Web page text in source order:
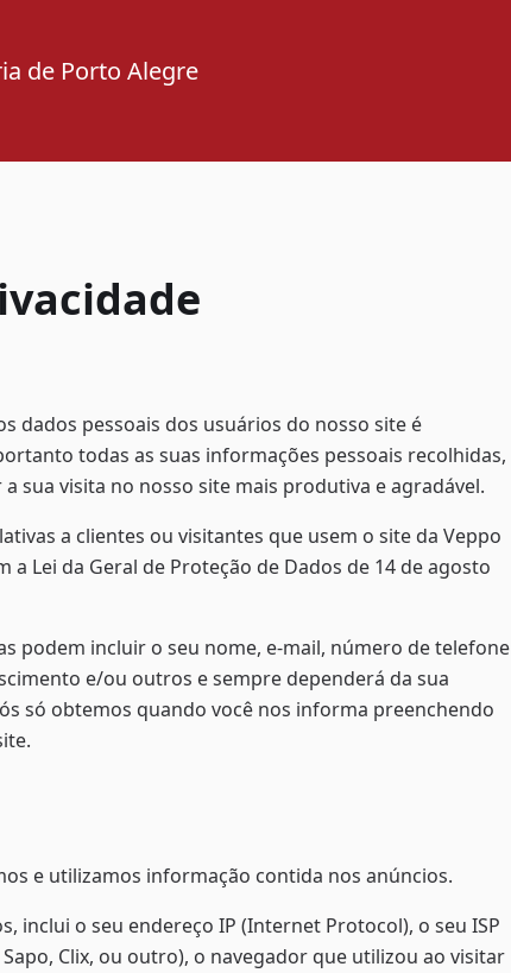
de Porto Alegre
dados pessoais dos usuários do nosso site é
todas as suas informações pessoais recolhidas,
sua visita no nosso site mais produtiva e agradável.
a clientes ou visitantes que usem o site da Veppo
Lei da Geral de Proteção de Dados de 14 de agosto
podem incluir o seu nome, e-mail, número de telefone
e/ou outros e sempre dependerá da sua
só obtemos quando você nos informa preenchendo
e utilizamos informação contida nos anúncios.
inclui o seu endereço IP (Internet Protocol), o seu ISP
Clix, ou outro), o navegador que utilizou ao visitar